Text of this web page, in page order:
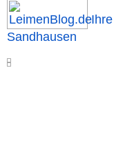
Ihre
Sandhausen